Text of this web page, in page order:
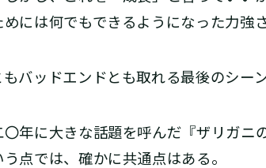
には何でもできるようになった力強
バッドエンドとも取れる最後のシー
年に大きな話題を呼んだ『ザリガニ
点では、確かに共通点はある。